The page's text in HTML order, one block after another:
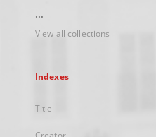
...
View all collections
Indexes
Title